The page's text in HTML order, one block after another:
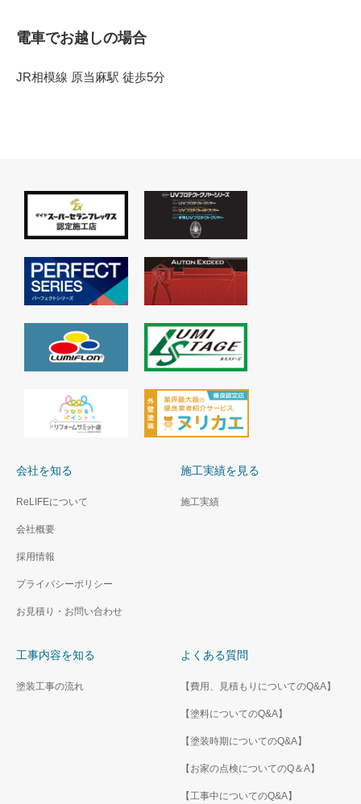
電車でお越しの場合
JR相模線 原当麻駅 徒歩5分
会社を知る
ReLIFEについて
会社概要
採用情報
プライバシーポリシー
お見積り・お問い合わせ
施工実績を見る
施工実績
工事内容を知る
塗装工事の流れ
よくある質問
【費用、見積もりについてのQ&A】
【塗料についてのQ&A】
【塗装時期についてのQ&A】
【お家の点検についてのQ＆A】
【工事中についてのQ&A】